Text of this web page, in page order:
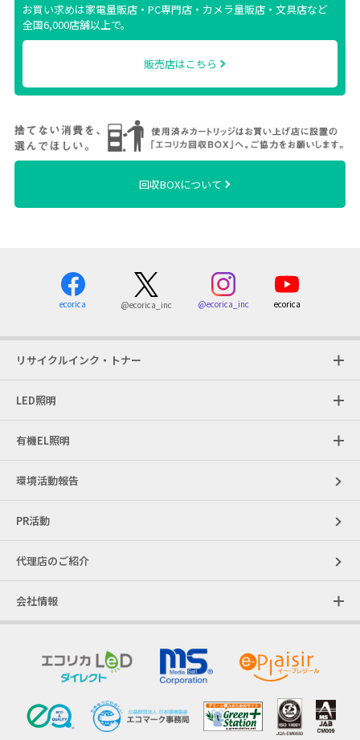
お買い求めは家電量販店・PC専門店・カメラ量販店・文具店など
全国6,000店舗以上で。
販売店はこちら
回収BOXについて
ecorica @ecorica_inc @ecorica_inc ecorica
リサイクルインク・トナー
LED照明
有機EL照明
環境活動報告
PR活動
代理店のご紹介
会社情報